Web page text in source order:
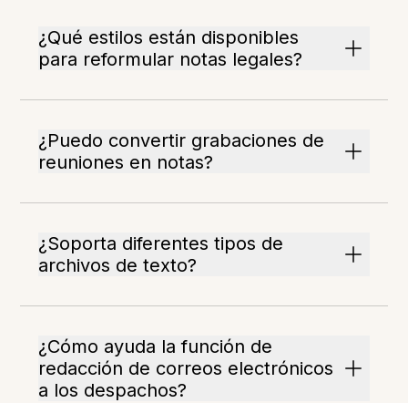
¿Qué estilos están disponibles
para reformular notas legales?
¿Puedo convertir grabaciones de
reuniones en notas?
¿Soporta diferentes tipos de
archivos de texto?
¿Cómo ayuda la función de
redacción de correos electrónicos
a los despachos?